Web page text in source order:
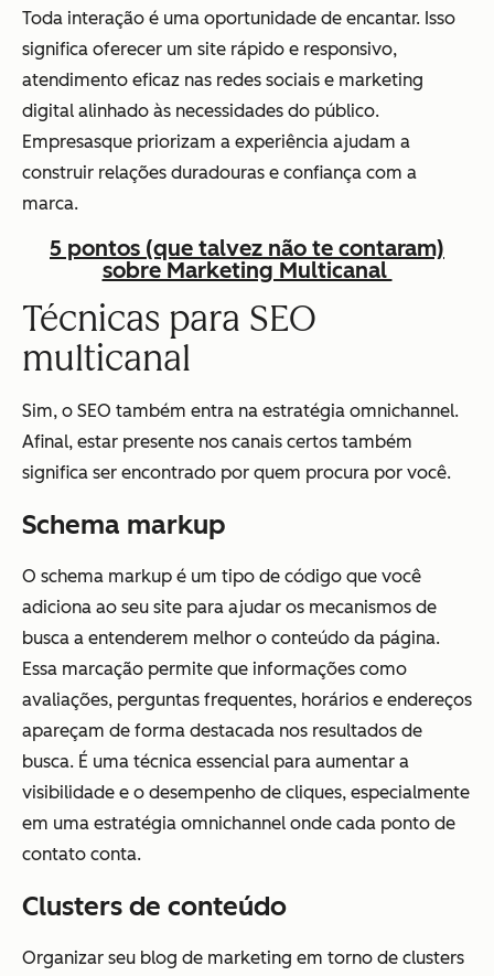
Toda interação é uma oportunidade de encantar. Isso
significa oferecer um site rápido e responsivo,
atendimento eficaz nas redes sociais e marketing
digital alinhado às necessidades do público.
Empresasque priorizam a experiência ajudam a
construir relações duradouras e confiança com a
marca.
5 pontos (que talvez não te contaram)
sobre Marketing Multicanal
Técnicas para SEO
multicanal
Sim, o SEO também entra na estratégia omnichannel.
Afinal, estar presente nos canais certos também
significa ser encontrado por quem procura por você.
Schema markup
O schema markup é um tipo de código que você
adiciona ao seu site para ajudar os mecanismos de
busca a entenderem melhor o conteúdo da página.
Essa marcação permite que informações como
avaliações, perguntas frequentes, horários e endereços
apareçam de forma destacada nos resultados de
busca. É uma técnica essencial para aumentar a
visibilidade e o desempenho de cliques, especialmente
em uma estratégia omnichannel onde cada ponto de
contato conta.
Clusters de conteúdo
Organizar seu blog de marketing em torno de clusters